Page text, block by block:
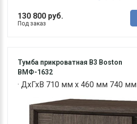
130 800 руб.
Под заказ
Тумба прикроватная В3 Boston
ВМФ-1632
· ДхГхВ 710 мм х 460 мм 740 мм